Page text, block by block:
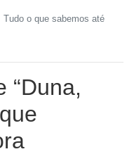
Tudo o que sabemos até
“Duna,